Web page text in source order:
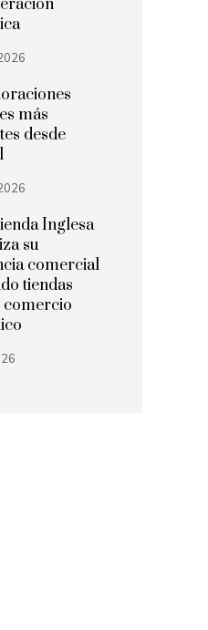
más
desde
Inglesa
su
comercial
tiendas
comercio